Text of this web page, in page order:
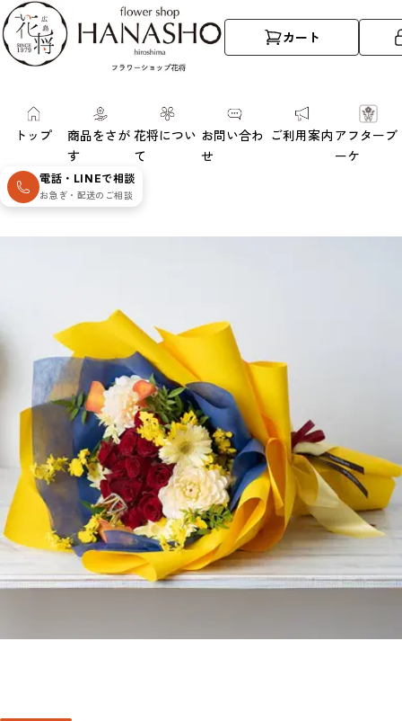
カート
トップ
商品をさが
す
花将につい
て
お問い合わ
せ
ご利用案内 アフターブ
ーケ
電話・LINEで相談
お急ぎ・配送のご相談